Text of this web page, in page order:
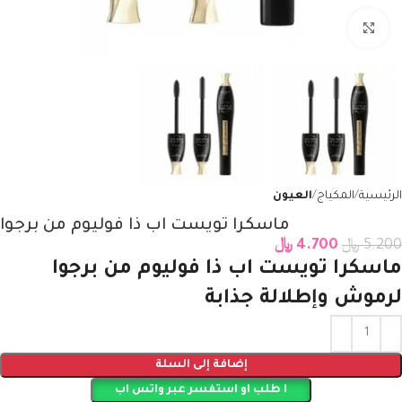
Click to enlarge
الرئيسية المكياج العيون
ماسكرا تويست اب ذا فوليوم من برجوا
5.200 ﷼ 4.700 ﷼
ماسكرا تويست اب ذا فوليوم من برجوا
لرموش وإطلالة جذابة
إضافة إلى السلة
ا طلب او استفسر عبر واتس اب